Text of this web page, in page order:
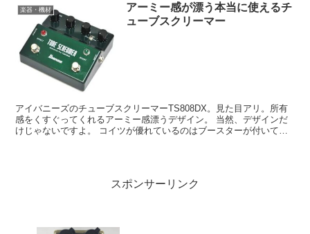
楽器・機材
アーミー感が漂う本当に使えるチ
ューブスクリーマー
アイバニーズのチューブスクリーマーTS808DX。見た目アリ。所有
感をくすぐってくれるアーミー感漂うデザイン。 当然、デザインだ
けじゃないですよ。 コイツが優れているのはブースターが付いてる
スポンサーリンク